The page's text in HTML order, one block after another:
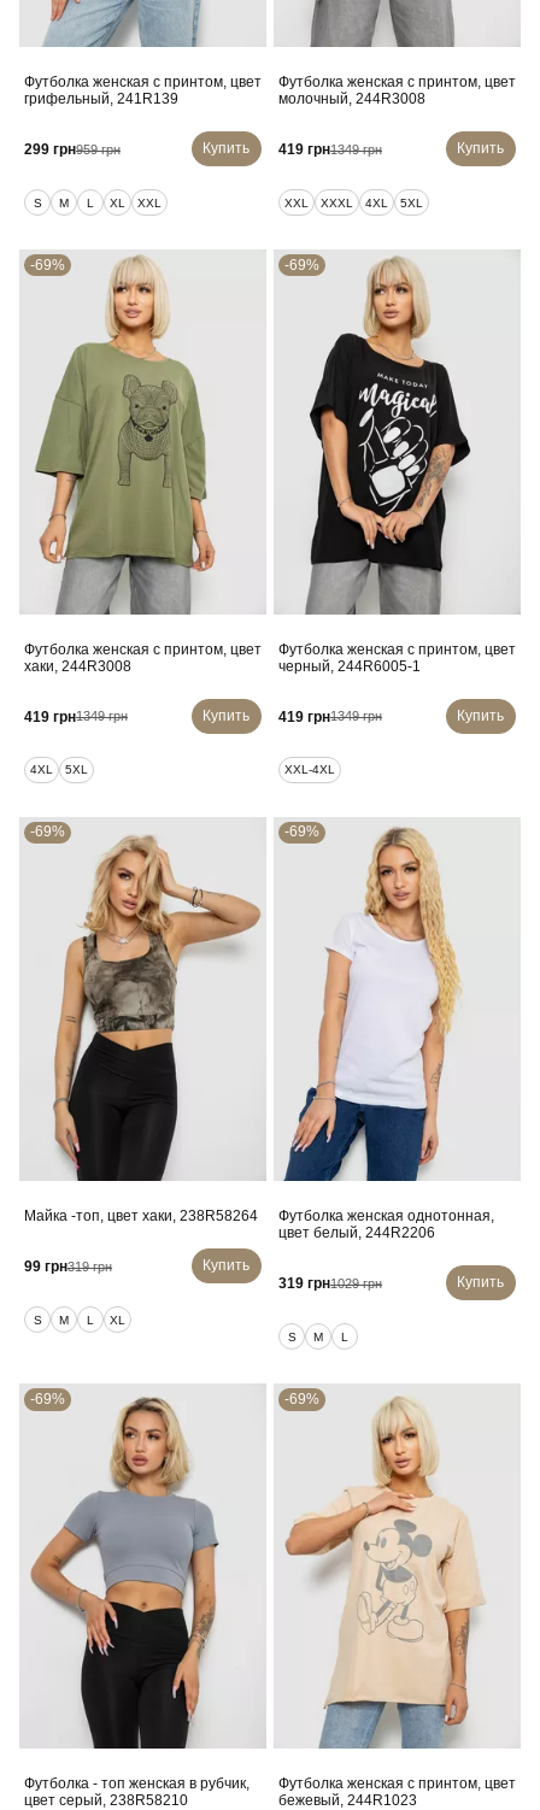
Футболка женская с принтом, цвет
грифельный, 241R139
299 грн959 грн Купить
S M L XL XXL
Футболка женская с принтом, цвет
молочный, 244R3008
419 грн1349 грн Купить
XXL XXXL 4XL 5XL
-69%
Футболка женская с принтом, цвет
хаки, 244R3008
419 грн1349 грн Купить
4XL 5XL
-69%
Футболка женская с принтом, цвет
черный, 244R6005-1
419 грн1349 грн Купить
XXL-4XL
-69%
Майка -топ, цвет хаки, 238R58264
99 грн319 грн Купить
S M L XL
-69%
Футболка женская однотонная,
цвет белый, 244R2206
319 грн1029 грн Купить
S M L
-69%
Футболка - топ женская в рубчик,
цвет серый, 238R58210
-69%
Футболка женская с принтом, цвет
бежевый, 244R1023